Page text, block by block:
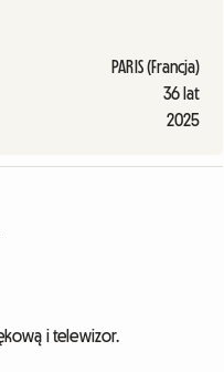
PARIS (Francja)
36 lat
2025
i telewizor.